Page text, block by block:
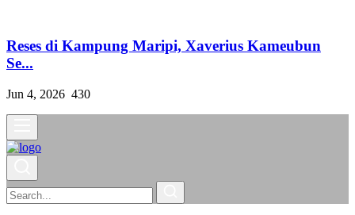
Reses di Kampung Maripi, Xaverius Kameubun
Se...
Jun 4, 2026 430